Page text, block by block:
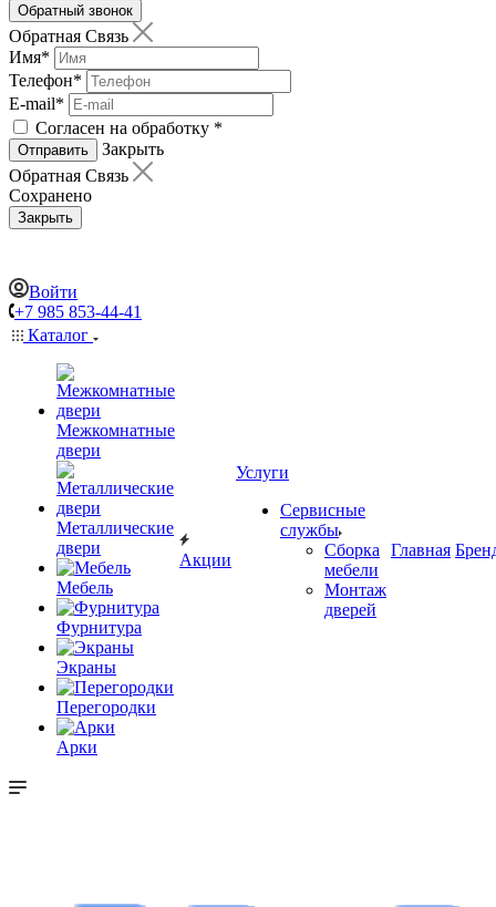
Обратный звонок
Обратная Связь
Имя*
Телефон*
E-mail*
Согласен на обработку *
Отправить
Закрыть
Обратная Связь
Сохранено
Закрыть
Войти
+7 985 853-44-41
Каталог
Межкомнатные
двери
Металлические
двери
Мебель
Фурнитура
Экраны
Перегородки
Арки
Акции
Услуги
Сервисные
службы
Сборка
мебели
Монтаж
дверей
Главная